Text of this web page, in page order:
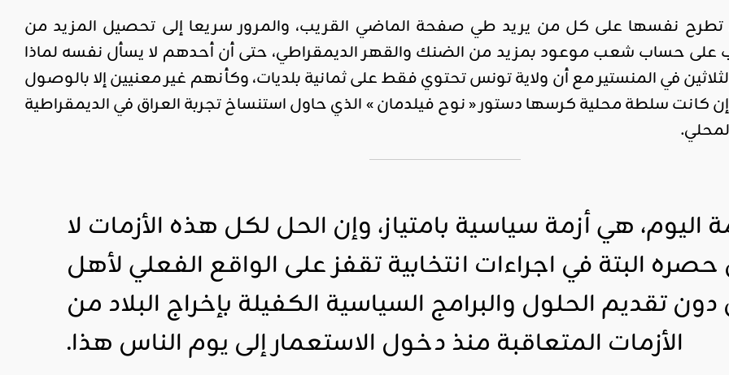
تطرح نفسها على كل من يريد طي صفحة الماضي القريب، والمرور سريعا إلى تحصيل المزيد من
على حساب شعب موعود بمزيد من الضنك والقهر الديمقراطي، حتى أن أحدهم لا يسأل نفسه لماذا
الثلاثين في المنستير مع أن ولاية تونس تحتوي فقط على ثمانية بلديات، وكأنهم غير معنيين إلا بالوصول
كانت سلطة محلية كرسها دستور « نوح فيلدمان » الذي حاول استنساخ تجربة العراق في الديمقراطية
اليوم، هي أزمة سياسية بامتياز، وإن الحل لكل هذه الأزمات لا
البتة في اجراءات انتخابية تقفز على الواقع الفعلي لأهل
تقديم الحلول والبرامج السياسية الكفيلة بإخراج البلاد من
الأزمات المتعاقبة منذ دخول الاستعمار إلى يوم الناس هذا.
اقليمي ودولي